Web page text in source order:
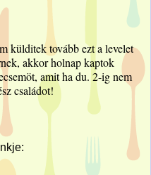
külditek tovább ezt a levelet
akkor holnap kaptok
amit ha du. 2-ig nem
családot!